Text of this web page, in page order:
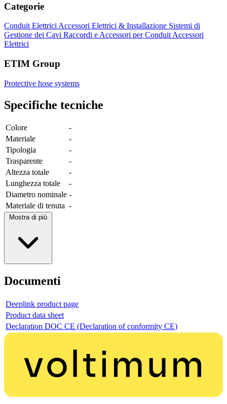
Categorie
Conduit Elettrici Accessori Elettrici & Installazione Sistemi di
Gestione dei Cavi Raccordi e Accessori per Conduit Accessori
Elettrici
ETIM Group
Protective hose systems
Specifiche tecniche
Colore
-
Materiale
-
Tipologia
-
Trasparente
-
Altezza totale
-
Lunghezza totale
-
Diametro nominale -
Materiale di tenuta -
Mostra di più
Documenti
Deeplink product page
Product data sheet
Declaration DOC CE (Declaration of conformity CE)